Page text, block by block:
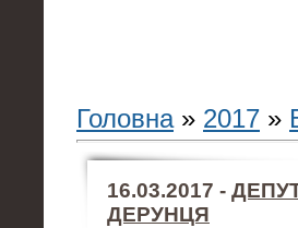
Головна» 2017 »
16.03.2017 -
ДЕРУНЦЯ